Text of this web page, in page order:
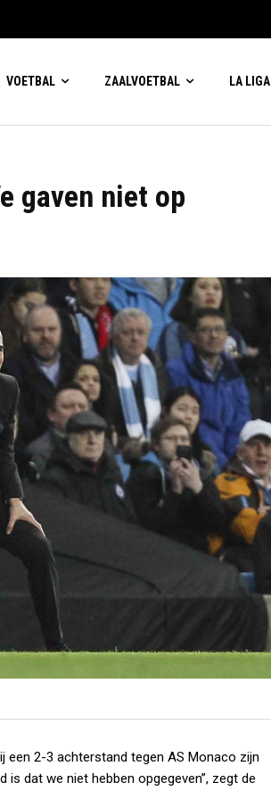
VOETBAL ZAALVOETBAL LA LIGA
gaven niet op
een 2-3 achterstand tegen AS Monaco zijn
is dat we niet hebben opgegeven”, zegt de